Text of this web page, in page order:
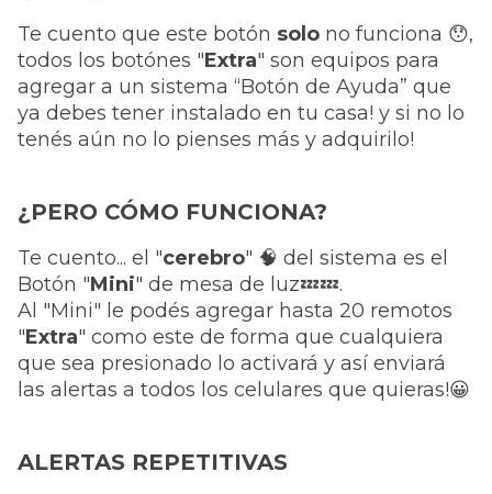
Te cuento que este botón solo no funciona 😯,
todos los botónes "Extra" son equipos para
agregar a un sistema “Botón de Ayuda” que
ya debes tener instalado en tu casa! y si no lo
tenés aún no lo pienses más y adquirilo!
¿PERO CÓMO FUNCIONA?
Te cuento... el "cerebro" 🧠 del sistema es el
Botón "Mini" de mesa de luz💤💤.
Al "Mini" le podés agregar hasta 20 remotos
"Extra" como este de forma que cualquiera
que sea presionado lo activará y así enviará
las alertas a todos los celulares que quieras!😀
ALERTAS REPETITIVAS